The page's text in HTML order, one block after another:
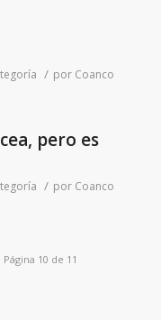
/ por Coanco
pero es
/ por Coanco
Página 10 de 11